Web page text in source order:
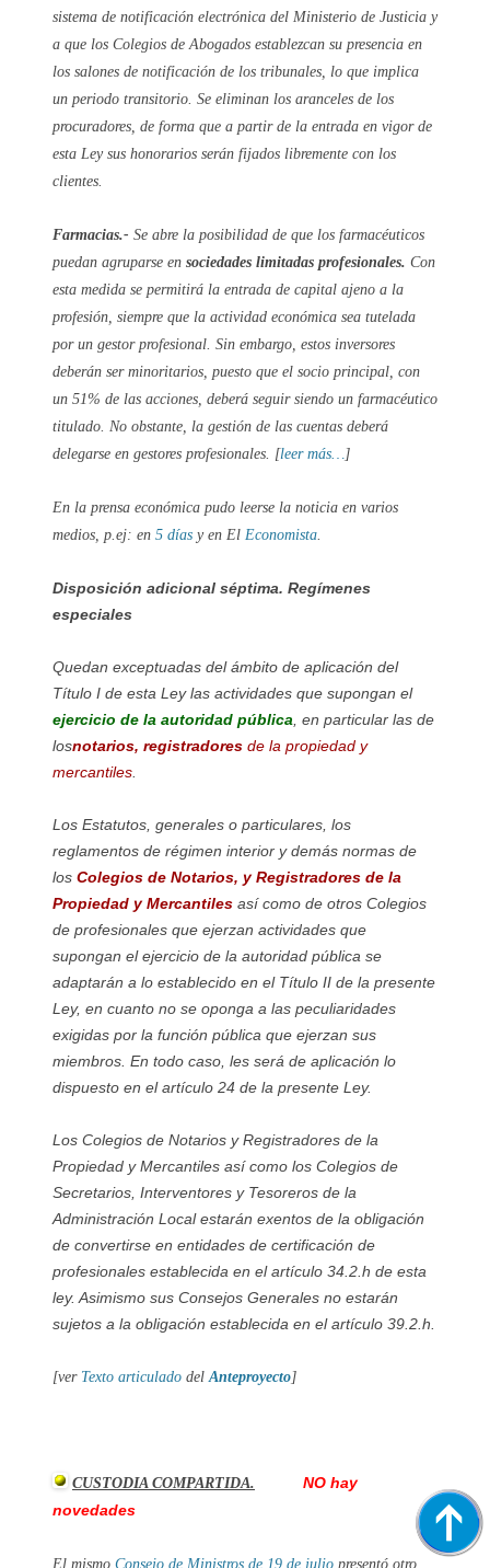
sistema de notificación electrónica del Ministerio de Justicia y
a que los Colegios de Abogados establezcan su presencia en
los salones de notificación de los tribunales, lo que implica
un periodo transitorio. Se eliminan los aranceles de los
procuradores, de forma que a partir de la entrada en vigor de
esta Ley sus honorarios serán fijados libremente con los
clientes.
Farmacias.- Se abre la posibilidad de que los farmacéuticos
puedan agruparse en sociedades limitadas profesionales. Con
esta medida se permitirá la entrada de capital ajeno a la
profesión, siempre que la actividad económica sea tutelada
por un gestor profesional. Sin embargo, estos inversores
deberán ser minoritarios, puesto que el socio principal, con
un 51% de las acciones, deberá seguir siendo un farmacéutico
titulado. No obstante, la gestión de las cuentas deberá
delegarse en gestores profesionales. [leer más…]
En la prensa económica pudo leerse la noticia en varios
medios, p.ej: en 5 días y en El Economista.
Disposición adicional séptima. Regímenes
especiales
Quedan exceptuadas del ámbito de aplicación del
Título I de esta Ley las actividades que supongan el
ejercicio de la autoridad pública, en particular las de
losnotarios, registradores de la propiedad y
mercantiles.
Los Estatutos, generales o particulares, los
reglamentos de régimen interior y demás normas de
los Colegios de Notarios, y Registradores de la
Propiedad y Mercantiles así como de otros Colegios
de profesionales que ejerzan actividades que
supongan el ejercicio de la autoridad pública se
adaptarán a lo establecido en el Título II de la presente
Ley, en cuanto no se oponga a las peculiaridades
exigidas por la función pública que ejerzan sus
miembros. En todo caso, les será de aplicación lo
dispuesto en el artículo 24 de la presente Ley.
Los Colegios de Notarios y Registradores de la
Propiedad y Mercantiles así como los Colegios de
Secretarios, Interventores y Tesoreros de la
Administración Local estarán exentos de la obligación
de convertirse en entidades de certificación de
profesionales establecida en el artículo 34.2.h de esta
ley. Asimismo sus Consejos Generales no estarán
sujetos a la obligación establecida en el artículo 39.2.h.
[ver Texto articulado delAnteproyecto]
CUSTODIA COMPARTIDA.
NO hay
novedades
El mismo Consejo de Ministros de 19 de julio presentó otro